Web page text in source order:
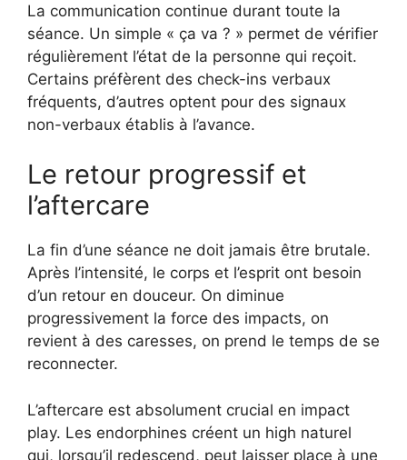
La communication continue durant toute la
séance. Un simple « ça va ? » permet de vérifier
régulièrement l’état de la personne qui reçoit.
Certains préfèrent des check-ins verbaux
fréquents, d’autres optent pour des signaux
non-verbaux établis à l’avance.
Le retour progressif et
l’aftercare
La fin d’une séance ne doit jamais être brutale.
Après l’intensité, le corps et l’esprit ont besoin
d’un retour en douceur. On diminue
progressivement la force des impacts, on
revient à des caresses, on prend le temps de se
reconnecter.
L’aftercare est absolument crucial en impact
play. Les endorphines créent un high naturel
qui, lorsqu’il redescend, peut laisser place à une